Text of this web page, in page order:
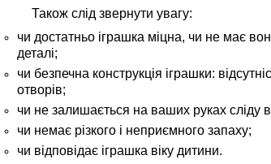
Також слід звернути увагу:
чи достатньо іграшка міцна, чи не має
деталі;
чи безпечна конструкція іграшки:
отворів;
чи не залишається на ваших руках сліду
чи немає різкого і неприємного запаху;
чи відповідає іграшка віку дитини.